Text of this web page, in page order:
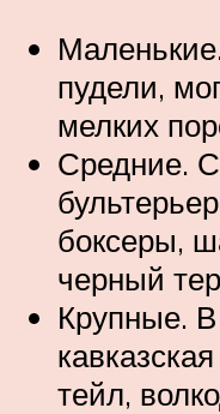
пудели,
мелких
Средние.
боксеры,
черный
Крупные. В
тейл,